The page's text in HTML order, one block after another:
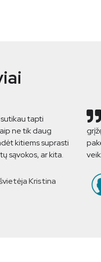
tapti
ne tik daug
kitiems suprasti
sąvokos, ar kita.
Kristina